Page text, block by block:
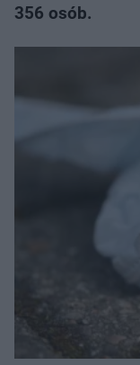
356 osób.